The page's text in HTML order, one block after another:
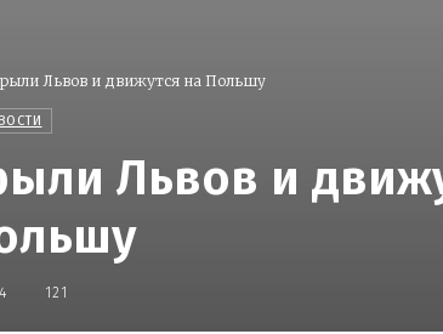
Львов и движутся на Польшу
Львов и
121